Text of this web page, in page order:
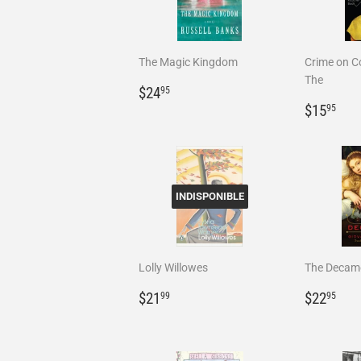
The Magic Kingdom
Prix
$2495
Crime on
The
Prix
$1595
INDISPONIBLE
Lolly Willowes
Prix
$21 99
The
Prix
$2295